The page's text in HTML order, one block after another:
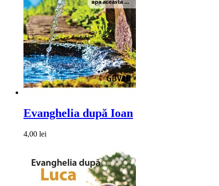
Evanghelia după Ioan
4,00 lei